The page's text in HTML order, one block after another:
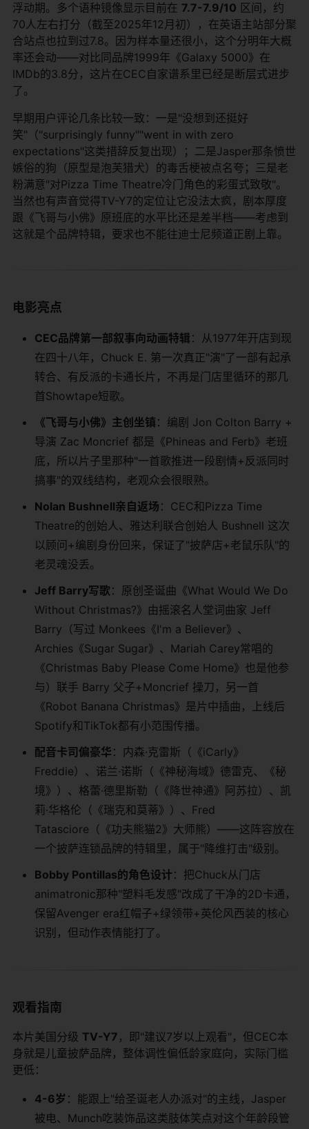
浮动期。多个语种镜像显示目前在 7.7-7.9/10 ​ 区间，约
70人左右打分（截至2025年12月初），在英语主站部分聚
合站点也拉到过7.8。因为样本量还很小，这个分明年大概
率还会动——对比同品牌1999年《Galaxy 5000》在
IMDb的3.8分，这片在CEC自家谱系里已经是断层式进步
了。
早期用户评论几条比较一致：一是"没想到还挺好
笑"（"surprisingly funny""went in with zero
expectations"这类措辞反复出现）；二是Jasper那条愤世
嫉俗的狗（原型是泡芙猎犬）的毒舌梗被点名夸；三是老
粉满意"对Pizza Time Theatre冷门角色的彩蛋式致敬"。
当然也有声音觉得TV-Y7的定位让它没法太疯，剧本厚度
跟《飞哥与小佛》原班底的水平比还是差半档——考虑到
这就是个品牌特辑，要求也不能往迪士尼频道正剧上靠。
电影亮点
CEC品牌第一部叙事向动画特辑 ：从1977年开店到现
在四十八年，Chuck E. 第一次真正"演"了一部有起承
转合、有反派的卡通长片，不再是门店里循环的那几
首Showtape短歌。
《飞哥与小佛》主创坐镇 ：编剧 Jon Colton Barry +
导演 Zac Moncrief 都是《Phineas and Ferb》老班
底，所以片子里那种"一首歌推进一段剧情+反派同时
搞事"的双线结构，老观众会很眼熟。
Nolan Bushnell亲自返场 ：CEC和Pizza Time
Theatre的创始人、雅达利联合创始人 Bushnell 这次
以顾问+编剧身份回来，保证了"披萨店+老鼠乐队"的
老灵魂没丢。
Jeff Barry写歌 ：原创圣诞曲《What Would We Do
Without Christmas?》由摇滚名人堂词曲家 Jeff
Barry（写过 Monkees《I'm a Believer》、
Archies《Sugar Sugar》、Mariah Carey常唱的
《Christmas Baby Please Come Home》也是他参
与）联手 Barry 父子+Moncrief 操刀，另一首
《Robot Banana Christmas》是片中插曲，上线后
Spotify和TikTok都有小范围传播。
配音卡司偏豪华 ：内森·克雷斯（《iCarly》
Freddie）、诺兰·诺斯（《神秘海域》德雷克、《秘
境》）、格蕾·德里斯勒（《降世神通》阿苏拉）、凯
莉·华格伦（《瑞克和莫蒂》）、Fred
Tatasciore（《功夫熊猫2》大师熊）——这阵容放在
一个披萨连锁品牌的特辑里，属于"降维打击"级别。
Bobby Pontillas的角色设计 ：把Chuck从门店
animatronic那种"塑料毛发感"改成了干净的2D卡通，
保留Avenger era红帽子+绿领带+英伦风西装的核心
识别，但动作表情能打了。
观看指南
本片美国分级 TV-Y7 ，即"建议7岁以上观看"，但CEC本
身就是儿童披萨品牌，整体调性偏低龄家庭向，实际门槛
更低：
4-6岁 ：能跟上"给圣诞老人办派对"的主线，Jasper
被电、Munch吃装饰品这类肢体笑点对这个年龄段管